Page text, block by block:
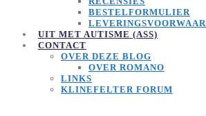
BESTELFORMULIER
UIT MET AUTISME (ASS)
CONTACT
OVER DEZE BLOG
OVER ROMANO
LINKS
KLINEFELTER FORUM